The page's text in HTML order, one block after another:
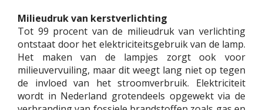
Milieudruk van kerstverlichting
Tot 99 procent van de milieudruk van verlichting
ontstaat door het elektriciteitsgebruik van de lamp.
Het maken van de lampjes zorgt ook voor
milieuvervuiling, maar dit weegt lang niet op tegen
de invloed van het stroomverbruik. Elektriciteit
wordt in Nederland grotendeels opgewekt via de